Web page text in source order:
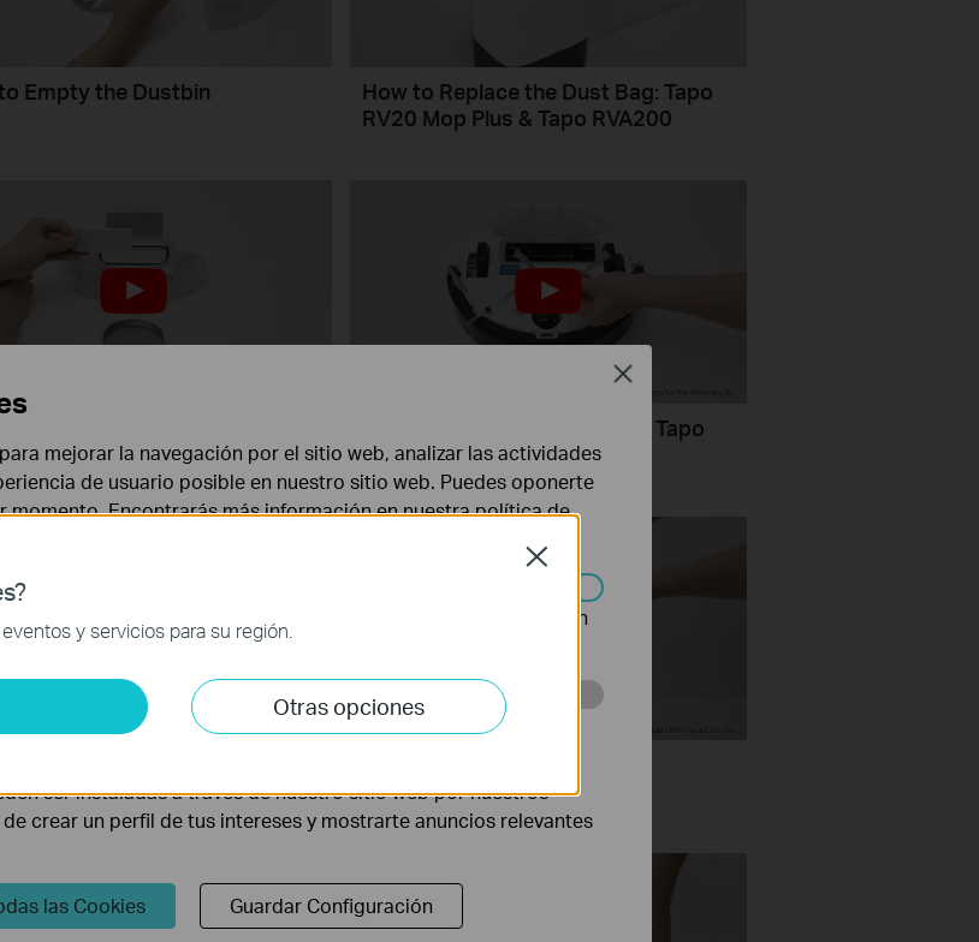
Empty the Dustbin
How to Replace the Dust Bag: Tapo
RV20 Mop Plus & Tapo RVA200
How to Clean the Side Brush: Tapo
RV20 Mop Plus
Mop Plus
y servicios para su región.
Otras opciones
Close
mejorar la navegación por el sitio web, analizar las actividades
de usuario posible en nuestro sitio web. Puedes oponerte
momento. Encontrarás más información en nuestrapolítica de
el funcionamiento del sitio web y no pueden desactivarse en
analizar tus actividades en nuestro sitio web con el fin de
del mismo.
ser instaladas a través de nuestro sitio web por nuestros
crear un perfil de tus intereses y mostrarte anuncios relevantes
las Cookies Guardar Configuración
Close